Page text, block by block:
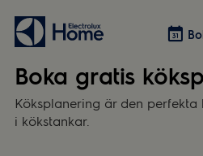
Våra kök
Förvaring
Vitvaror
Tvätt & Tork
Boka gratis
Köksplanering är den
i kökstankar.